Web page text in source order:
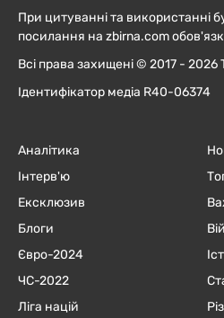
При цитуванні та використанні
посилання на zbirna.com
Всі права захищені © 2017 -
Ідентифікатор медіа R40-06374
Аналітика
Інтерв'ю
Ексклюзив
Блоги
Євро-2024
ЧC-2022
Ліга націй